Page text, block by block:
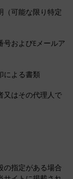
（可能な限り特定
およびEメールア
による書類
又はその代理人で
の指定がある場合